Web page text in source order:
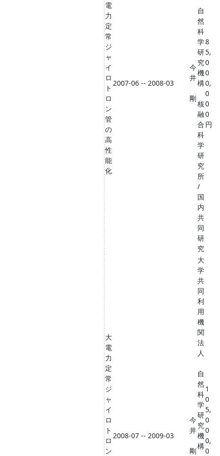
電
力
定
常
ジ
ャ
イ
ロ
ト
ロ
ン
管
の
高
性
能
化
2007-06 -- 2008-03
今
井
剛
自
然
科
学
研
究
機
構
核
融
合
科
学
研
究
所
/
国
内
共
同
研
究
8
5,
0
0
0,
0
0
0
円
大
電
力
定
常
ジ
ャ
イ
ロ
ト
ロ
ン
2008-07 -- 2009-03
今
井
剛
大
学
共
同
利
用
機
関
法
人
自
然
科
学
研
究
機
構
1
0
5,
0
0
0,
0